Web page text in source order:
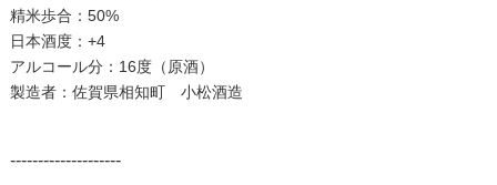
精米歩合：50%
日本酒度：+4
アルコール分：16度（原酒）
製造者：佐賀県相知町 小松酒造
--------------------